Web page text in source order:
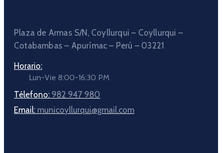
Plaza de Armas S/N, Coyllurqui – Coyllurqui –
Cotabambas – Apurímac – Perú – 03221
Horario:
Lun-Vie 8:00-16:30 PM
Télefono: 982 947 980
Email: municoyllurqui@gmail.com